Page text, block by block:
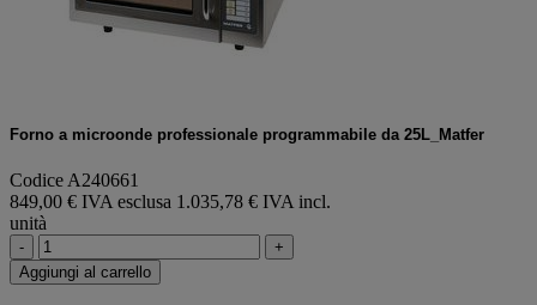
Forno a microonde professionale programmabile da 25L_Matfer
Codice A240661
849,00 € IVA esclusa 1.035,78 € IVA incl.
unità
-
+
Aggiungi al carrello